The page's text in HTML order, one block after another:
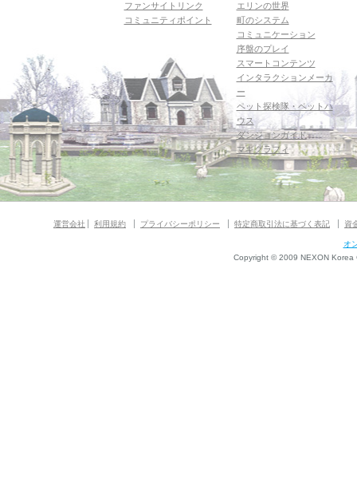
ファンサイトリンク
コミュニティポイント
エリンの世界
町のシステム
コミュニケーション
序盤のプレイ
スマートコンテンツ
インタラクションメーカ
ー
ペット探検隊・ペットハ
ウス
ダンジョンガイド
マギグラフィ
運営会社 利用規約 プライバシーポリシー 特定商取引法に基づく表記 資
オ
Copyright © 2009 NEXON Korea